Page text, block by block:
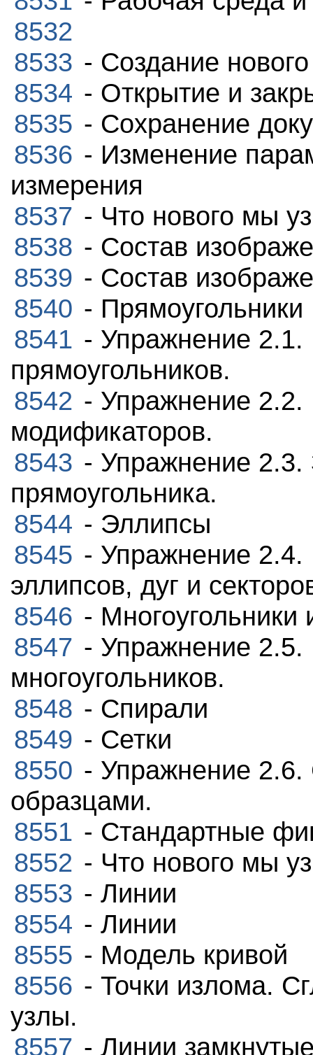
8532
8533 - Создание
8534 - Открытие и
8535 - Сохранение
8536 - Изменение
измерения
8537 - Что нового мы
8538 - Состав
8539 - Состав
8540 - Прямоугольники
8541 - Упражнение 2.1.
прямоугольников.
8542 - Упражнение
модификаторов.
8543 - Упражнение 2.3.
прямоугольника.
8544 - Эллипсы
8545 - Упражнение
эллипсов, дуг и
8546 - Многоугольники
8547 - Упражнение
многоугольников.
8548 - Спирали
8549 - Сетки
8550 - Упражнение 2.6.
образцами.
8551 - Стандартные
8552 - Что нового мы
8553 - Линии
8554 - Линии
8555 - Модель кривой
8556 - Точки излома.
узлы.
8557 - Линии